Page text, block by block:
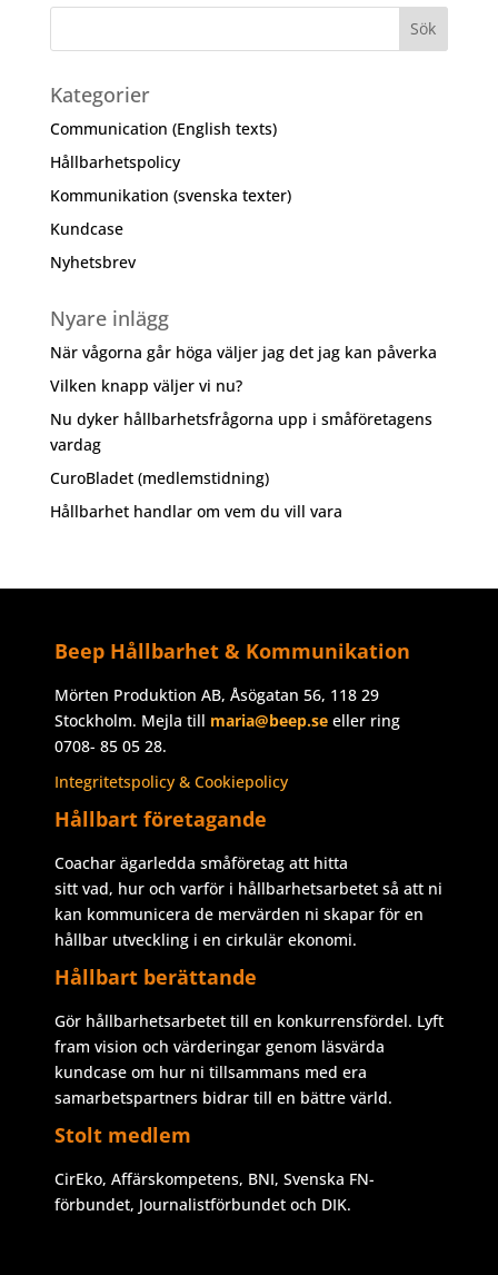
Kategorier
Communication (English texts)
Hållbarhetspolicy
Kommunikation (svenska texter)
Kundcase
Nyhetsbrev
Nyare inlägg
När vågorna går höga väljer jag det jag kan påverka
Vilken knapp väljer vi nu?
Nu dyker hållbarhetsfrågorna upp i småföretagens
vardag
CuroBladet (medlemstidning)
Hållbarhet handlar om vem du vill vara
Beep Hållbarhet & Kommunikation
Mörten Produktion AB, Åsögatan 56, 118 29
Stockholm. Mejla till maria@beep.seeller ring
0708- 85 05 28.
Integritetspolicy & Cookiepolicy
Hållbart företagande
Coachar ägarledda småföretag att hitta
sitt vad, hur och varför i hållbarhetsarbetet så att ni
kan kommunicera de mervärden ni skapar för en
hållbar utveckling i en cirkulär ekonomi.
Hållbart berättande
Gör hållbarhetsarbetet till en konkurrensfördel. Lyft
fram vision och värderingar genom läsvärda
kundcase om hur ni tillsammans med era
samarbetspartners bidrar till en bättre värld.
Stolt medlem
CirEko, Affärskompetens, BNI, Svenska FN-
förbundet, Journalistförbundet och DIK.